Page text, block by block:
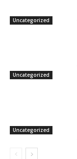
Uncategorized
Uncategorized
Uncategorized